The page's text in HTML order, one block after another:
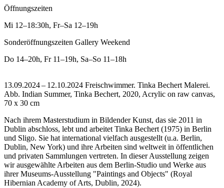
Öffnungszeiten
Mi 12–18:30h, Fr–Sa 12–19h
Sonderöffnungszeiten Gallery Weekend
Do 14–20h, Fr 11–19h, Sa–So 11–18h
13.09.2024 – 12.10.2024 Freischwimmer. Tinka Bechert Malerei.
Abb. Indian Summer, Tinka Bechert, 2020, Acrylic on raw canvas,
70 x 30 cm
Nach ihrem Masterstudium in Bildender Kunst, das sie 2011 in
Dublin abschloss, lebt und arbeitet Tinka Bechert (1975) in Berlin
und Sligo. Sie hat international vielfach ausgestellt (u.a. Berlin,
Dublin, New York) und ihre Arbeiten sind weltweit in öffentlichen
und privaten Sammlungen vertreten. In dieser Ausstellung zeigen
wir ausgewählte Arbeiten aus dem Berlin-Studio und Werke aus
ihrer Museums-Ausstellung "Paintings and Objects" (Royal
Hibernian Academy of Arts, Dublin, 2024).